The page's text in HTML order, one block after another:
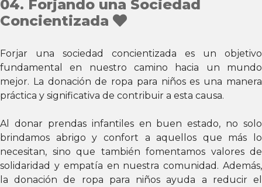
04. Forjando una Sociedad
Concientizada
Forjar una sociedad concientizada es un objetivo
fundamental en nuestro camino hacia un mundo
mejor. La donación de ropa para niños es una manera
práctica y significativa de contribuir a esta causa.
Al donar prendas infantiles en buen estado, no solo
brindamos abrigo y confort a aquellos que más lo
necesitan, sino que también fomentamos valores de
solidaridad y empatía en nuestra comunidad. Además,
la donación de ropa para niños ayuda a reducir el